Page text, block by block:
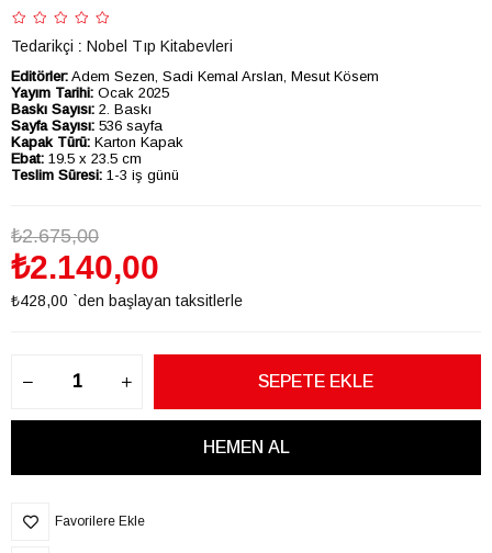
Tedarikçi : Nobel Tıp Kitabevleri
Editörler: Adem Sezen, Sadi Kemal Arslan, Mesut Kösem
Yayım Tarihi: Ocak 2025
Baskı Sayısı: 2. Baskı
Sayfa Sayısı: 536 sayfa
Kapak Türü: Karton Kapak
Ebat: 19.5 x 23.5 cm
Teslim Süresi: 1-3 iş günü
₺2.675,00
₺2.140,00
₺428,00 `den başlayan taksitlerle
Favorilere Ekle